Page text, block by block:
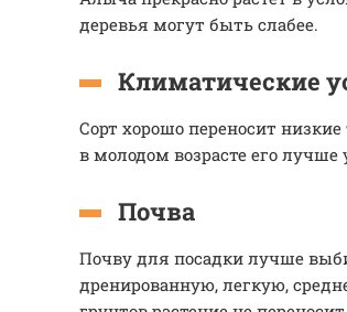
деревья могут быть слабее.
Климатические
Сорт хорошо переносит
в молодом возрасте его лучше
Почва
Почву для посадки лучше
дренированную, легкую,